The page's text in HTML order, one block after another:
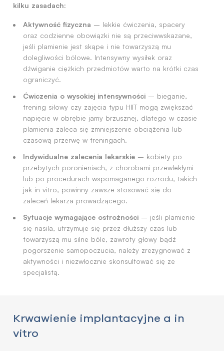
kilku zasadach:
Aktywność fizyczna – lekkie ćwiczenia, spacery
oraz codzienne obowiązki nie są przeciwwskazane,
jeśli plamienie jest skąpe i nie towarzyszą mu
dolegliwości bólowe. Intensywny wysiłek oraz
dźwiganie ciężkich przedmiotów warto na krótki czas
ograniczyć.
Ćwiczenia o wysokiej intensywności – bieganie,
trening siłowy czy zajęcia typu HIIT mogą zwiększać
napięcie w obrębie jamy brzusznej, dlatego w czasie
plamienia zaleca się zmniejszenie obciążenia lub
czasową przerwę w treningach.
Indywidualne zalecenia lekarskie – kobiety po
przebytych poronieniach, z chorobami przewlekłymi
lub po procedurach wspomaganego rozrodu, takich
jak in vitro, powinny zawsze stosować się do
zaleceń lekarza prowadzącego.
Sytuacje wymagające ostrożności – jeśli plamienie
się nasila, utrzymuje się przez dłuższy czas lub
towarzyszą mu silne bóle, zawroty głowy bądź
pogorszenie samopoczucia, należy zrezygnować z
aktywności i niezwłocznie skonsultować się ze
specjalistą.
Krwawienie implantacyjne a in
vitro